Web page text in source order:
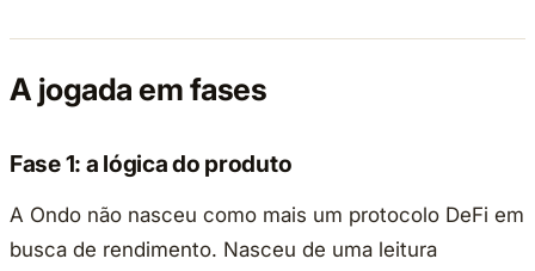
A jogada em fases
Fase 1: a lógica do produto
A Ondo não nasceu como mais um protocolo DeFi em
busca de rendimento. Nasceu de uma leitura